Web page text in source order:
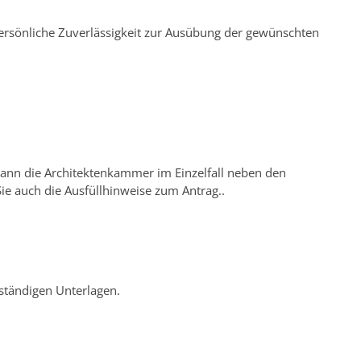
Zuverlässigkeit zur Ausübung der gewünschten
die Architektenkammer im Einzelfall neben den
auch die Ausfüllhinweise zum Antrag..
Unterlagen.